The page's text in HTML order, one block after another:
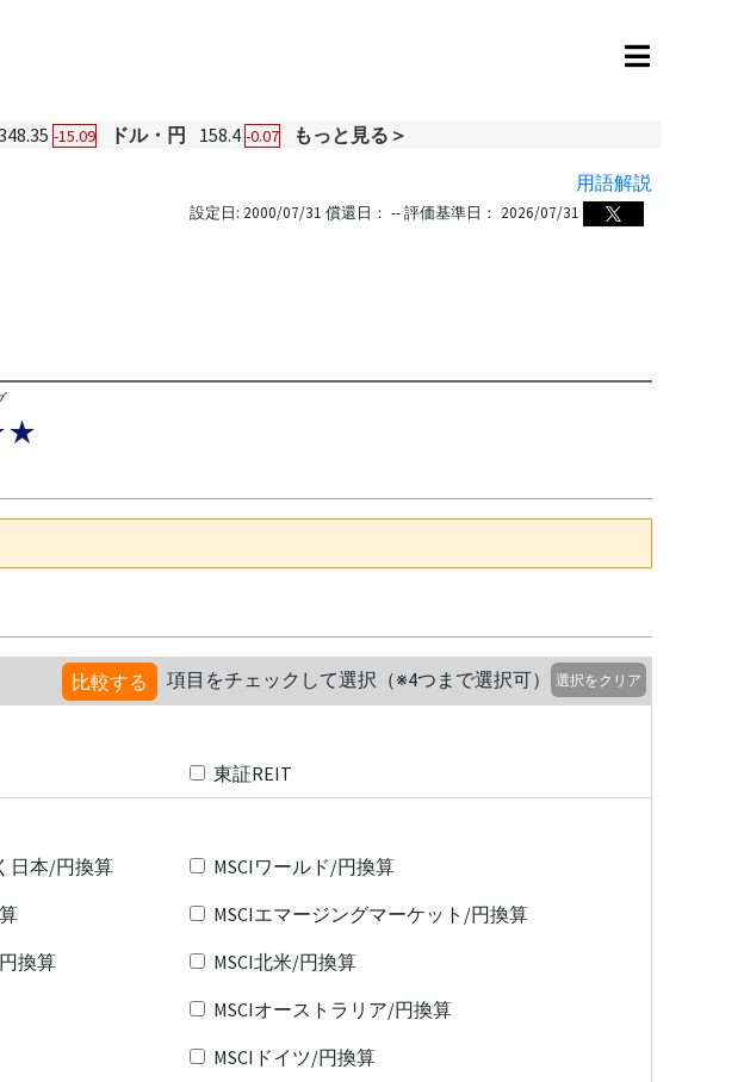
-15.09 ドル・円 158.4 -0.07
もっと見る＞
用語解説
設定日: 2000/07/31 償還日： -- 評価基準日： 2026/07/31
比較する 項目をチェックして選択（※4つまで選択可） 選択をクリア
東証REIT
日本/円換算
MSCIワールド/円換算
MSCIエマージングマーケット/円換算
換算
MSCI北米/円換算
MSCIオーストラリア/円換算
MSCIドイツ/円換算